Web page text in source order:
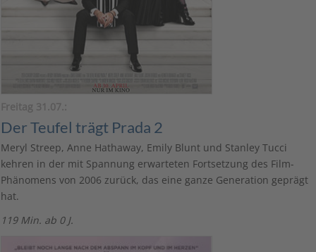
Freitag 31.07.:
Der Teufel trägt Prada 2
Meryl Streep, Anne Hathaway, Emily Blunt und Stanley Tucci
kehren in der mit Spannung erwarteten Fortsetzung des Film-
Phänomens von 2006 zurück, das eine ganze Generation geprägt
hat.
119 Min. ab 0 J.